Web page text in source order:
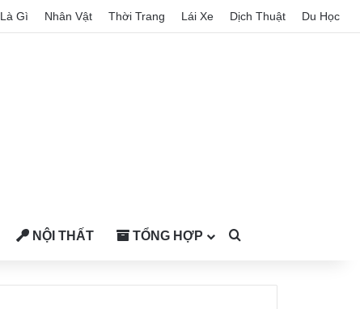
Là Gì Nhân Vật Thời Trang Lái Xe Dịch Thuật Du Học
NỘI THẤT TỔNG HỢP